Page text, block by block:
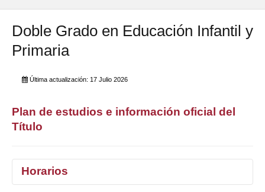
INTERNACIONAL
Directorio FCCE
Doble Grado en Educación Infantil y
Primaria
Última actualización: 17 Julio 2026
Plan de estudios e información oficial del
Título
Horarios